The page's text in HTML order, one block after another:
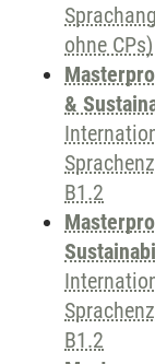
ohne CPs)
&
B1.2
B1.2